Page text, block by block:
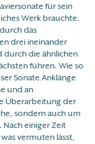
für sein
Werk brauchte.
das
drei ineinander
durch die ähnlichen
führen. Wie so
Sonate Anklänge
und an
Überarbeitung der
sondern auch um
einiger Zeit
vermuten lässt,